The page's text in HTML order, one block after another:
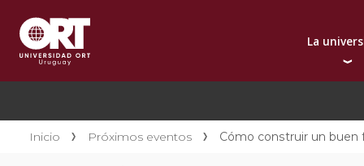
La
Presentación
Reconocimientos
Inicio Próximos eventos Cómo construir un buen